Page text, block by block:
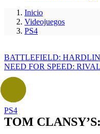
Inicio
Videojuegos
PS4
BATTLEFIELD:
NEED FOR SPEED:
PS4
TOM